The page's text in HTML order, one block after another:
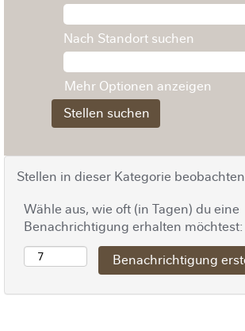
Nach Standort suchen
Mehr Optionen anzeigen
Stellen in dieser Kategorie beobachten
Wähle aus, wie oft (in Tagen) du eine
Benachrichtigung erhalten möchtest: